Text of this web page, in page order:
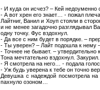
- И куда он исчез? – Кей недоуменно
- А вот хрен его знает… - пожал
Лайтниг, Ванил и Хоуп стояли в
и не менее загадочно разглядывал
одну точку. Фус вздохнул.
- Да все с ним будет в порядке. –
- Ты уверен? – Лайт подошла к нему
- Точнее не бывает. – утвердительно
Тона мечтательно вздохнул.
- Я смотрела на него… - подала
- Уж будь уверена к тебе он точно
Девушка с надеждой посмотрела
пахнуло озоном…